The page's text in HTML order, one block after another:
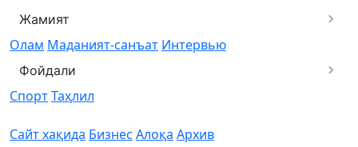
Жамият
Олам Маданият-санъат Интервью
Фойдали
СпортТаҳлил
Сайт хақида Бизнес Алоқа Архив